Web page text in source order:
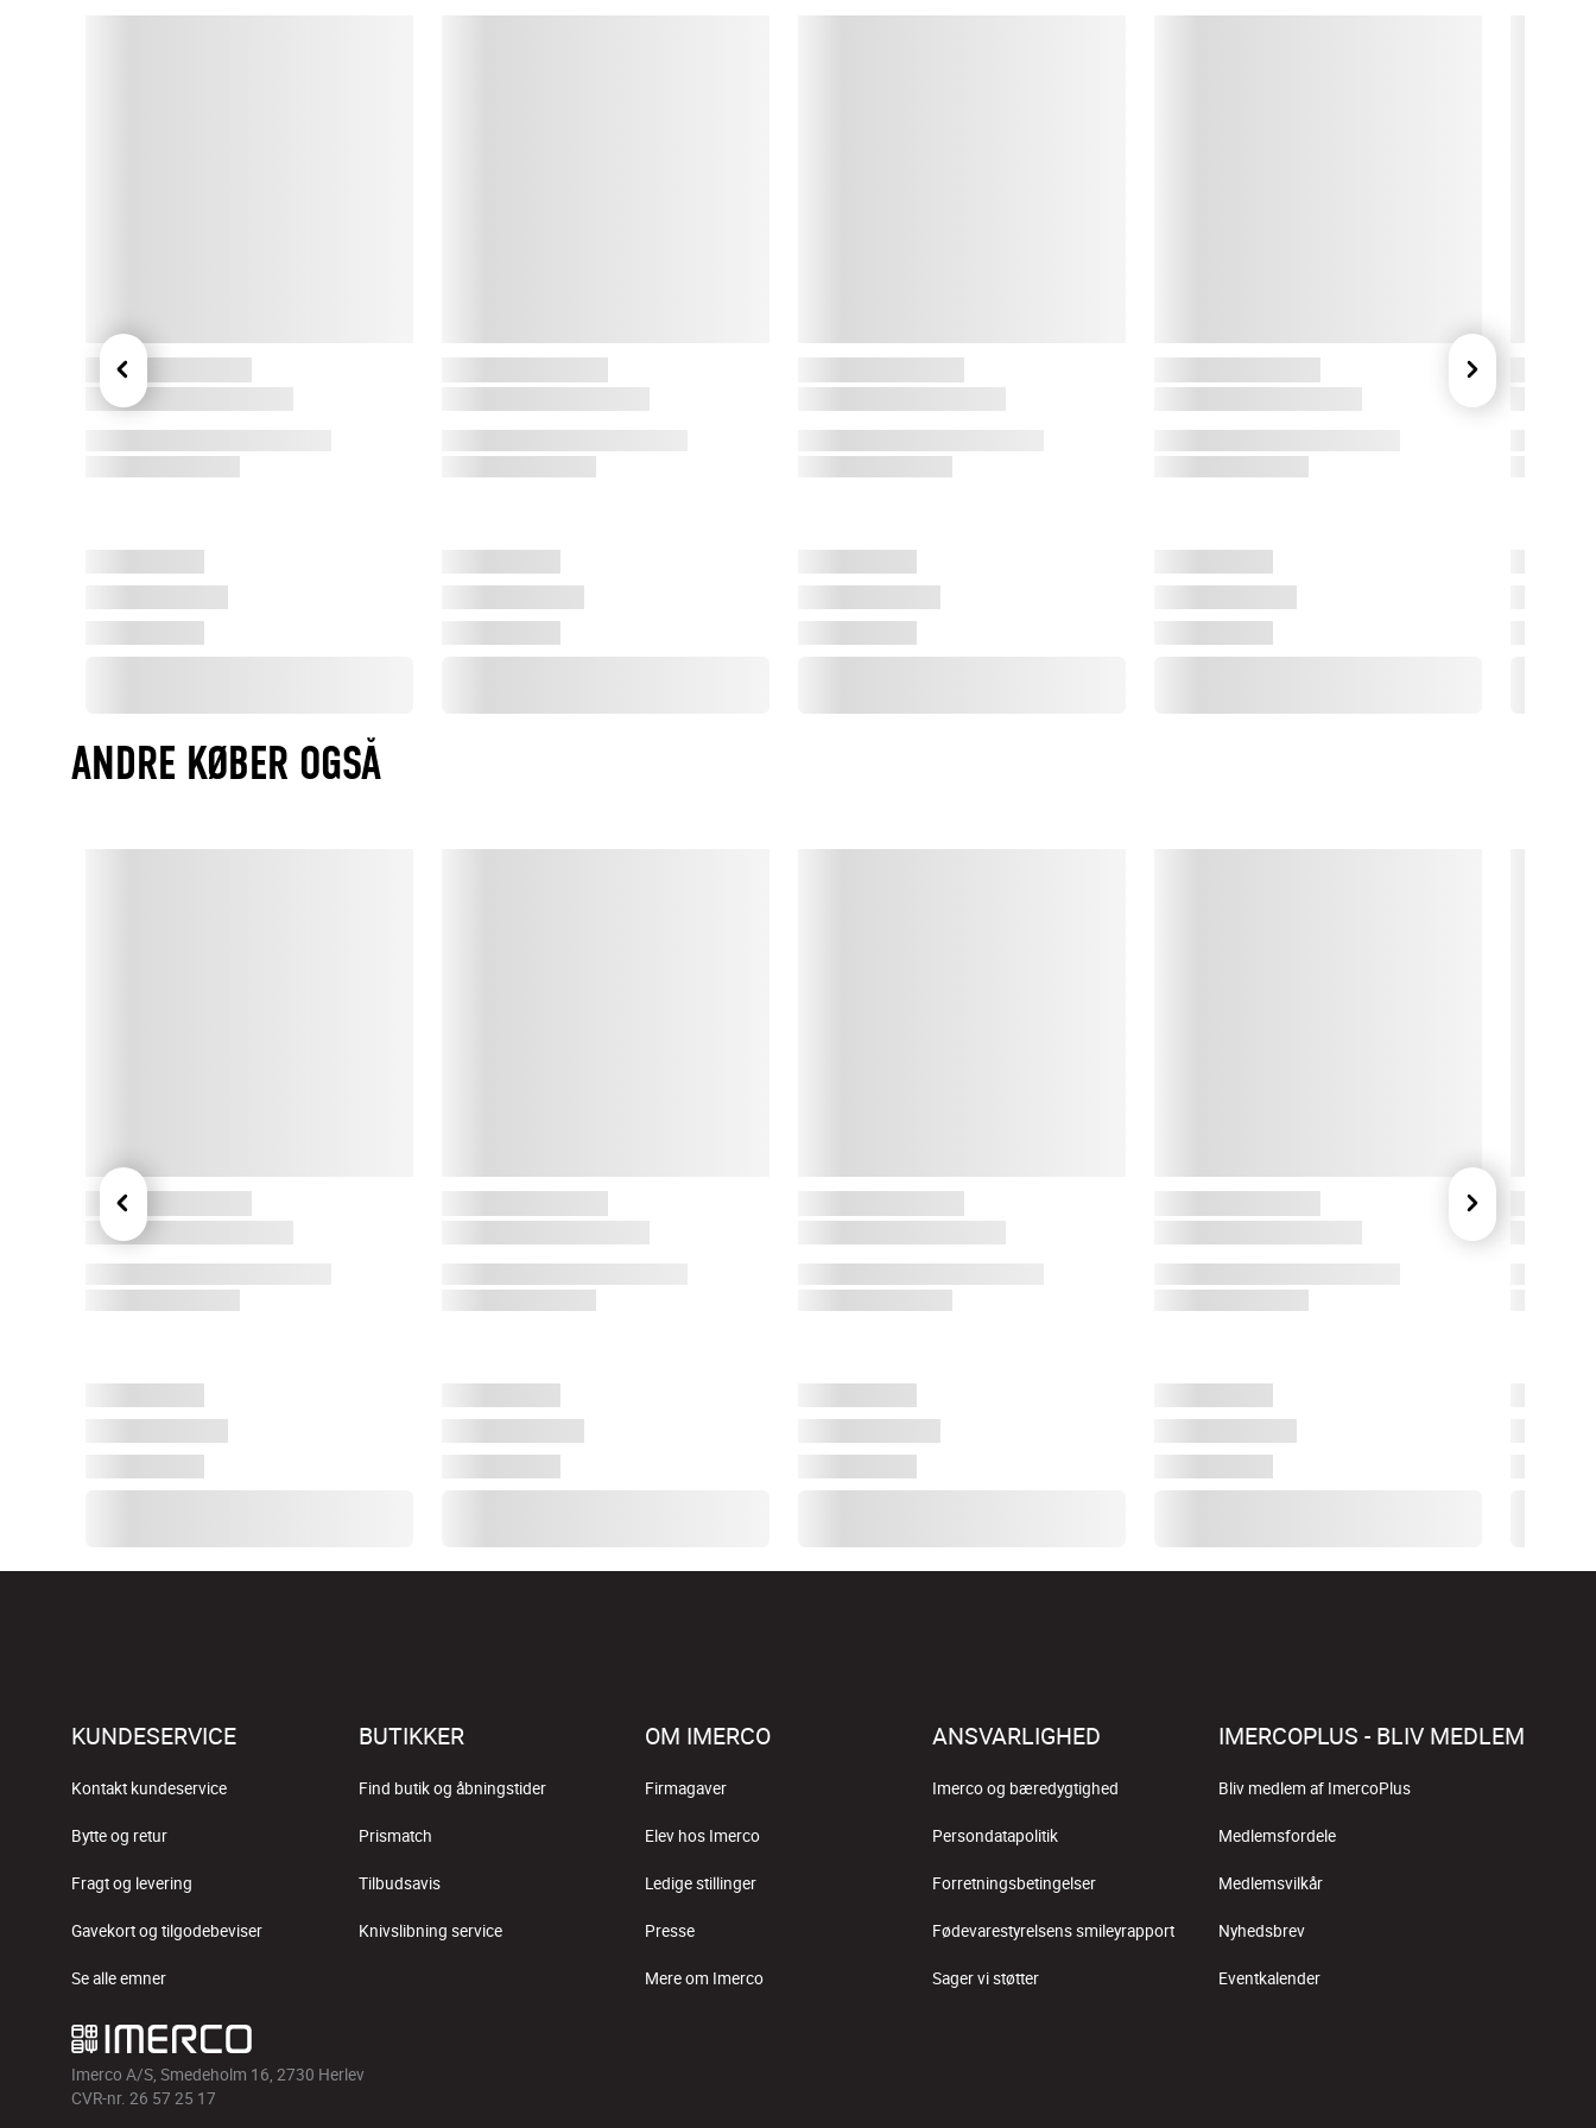
dele en drink” – og netop dét er kernen i Kambukkas mission:
ANDRE KØBER OGSÅ
KUNDESERVICE
Kontakt kundeservice
Bytte og retur
Fragt og levering
Gavekort og tilgodebeviser
Se alle emner
BUTIKKER
Find butik og åbningstider
Prismatch
Tilbudsavis
Knivslibning service
OM IMERCO
Firmagaver
Elev hos Imerco
Ledige stillinger
Presse
Mere om Imerco
ANSVARLIGHED
Imerco og bæredygtighed
Persondatapolitik
Forretningsbetingelser
Fødevarestyrelsens smileyrapport
Sager vi støtter
IMERCOPLUS - BLIV MEDLEM
Bliv medlem af ImercoPlus
Medlemsfordele
Medlemsvilkår
Nyhedsbrev
Eventkalender
Imerco A/S, Smedeholm 16, 2730 Herlev
CVR-nr. 26 57 25 17